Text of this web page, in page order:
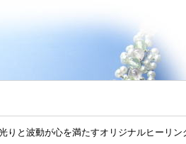
と波動が心を満たすオリジナルヒーリン